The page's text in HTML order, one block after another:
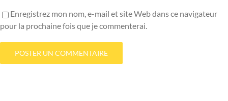
Enregistrez mon nom, e-mail et site Web dans ce navigateur
pour la prochaine fois que je commenterai.